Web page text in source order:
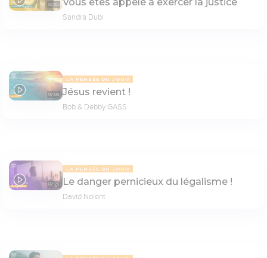
07:50
Sandra Dubi
07:09
LA PENSÉE DU JOUR
Jésus revient !
Bob & Debby GASS
07:25
LA PENSÉE DU JOUR
Le danger pernicieux du légalisme !
David Nolent